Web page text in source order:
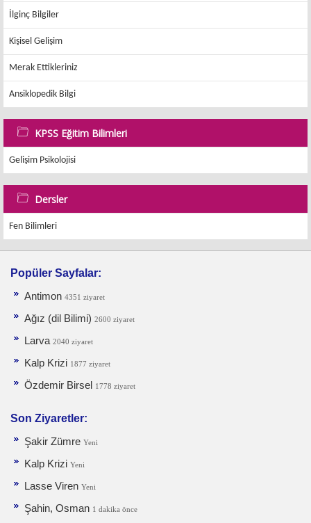
İlginç Bilgiler
Kişisel Gelişim
Merak Ettikleriniz
Ansiklopedik Bilgi
KPSS Eğitim Bilimleri
Gelişim Psikolojisi
Dersler
Fen Bilimleri
Popüler Sayfalar:
Antimon 4351 ziyaret
Ağız (dil Bilimi) 2600 ziyaret
Larva 2040 ziyaret
Kalp Krizi 1877 ziyaret
Özdemir Birsel 1778 ziyaret
Son Ziyaretler:
Şakir Zümre Yeni
Kalp Krizi Yeni
Lasse Viren Yeni
Şahin, Osman 1 dakika önce